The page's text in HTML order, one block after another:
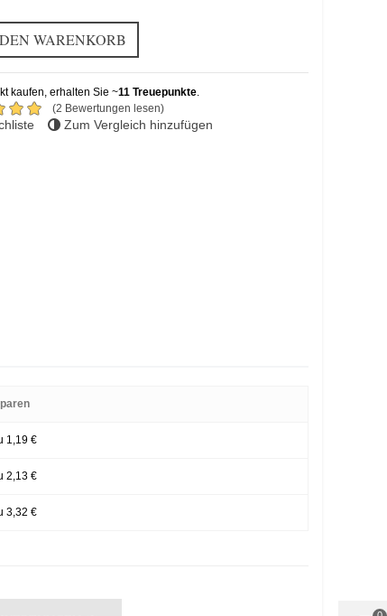
WARENKORB
kaufen, erhalten Sie ~11Treuepunkte.
(2 Bewertungen lesen)
Zum Vergleich hinzufügen
1,19 €
2,13 €
3,32 €